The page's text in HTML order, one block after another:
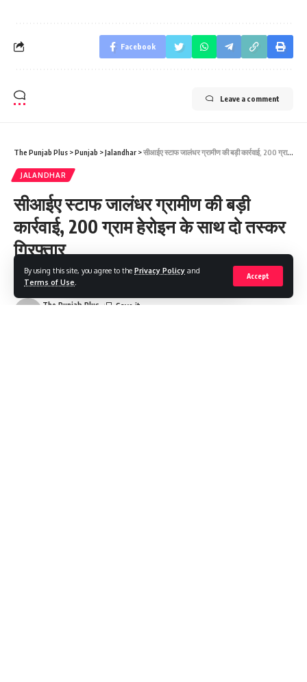
By using this site, you agree to the Privacy Policy and
Terms of Use
Accept
Facebook
Leave a comment
The Punjab Plus >Punjab >Jalandhar >सीआईए स्टाफ जालंधर ग्रामीण की बड़ी कार्रवाई, 200 ग्राम हेरोइन के साथ दो तस्कर गिरफ्तार
JALANDHAR
सीआईए स्टाफ जालंधर ग्रामीण की बड़ी
कार्रवाई, 200 ग्राम हेरोइन के साथ दो तस्कर
गिरफ्तार
The Punjab Plus
Share 2 Min Read